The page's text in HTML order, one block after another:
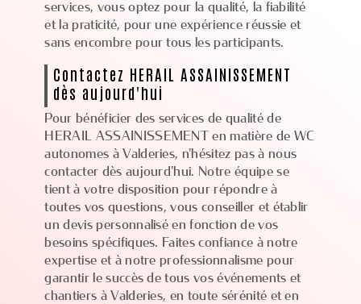
services, vous optez pour la qualité, la fiabilité
et la praticité, pour une expérience réussie et
sans encombre pour tous les participants.
Contactez HERAIL ASSAINISSEMENT
dès aujourd'hui
Pour bénéficier des services de qualité de
HERAIL ASSAINISSEMENT en matière de WC
autonomes à Valderies, n'hésitez pas à nous
contacter dès aujourd'hui. Notre équipe se
tient à votre disposition pour répondre à
toutes vos questions, vous conseiller et établir
un devis personnalisé en fonction de vos
besoins spécifiques. Faites confiance à notre
expertise et à notre professionnalisme pour
garantir le succès de tous vos événements et
chantiers à Valderies, en toute sérénité et en